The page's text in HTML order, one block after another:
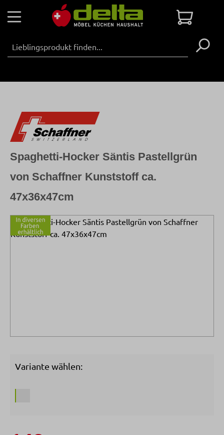
Zum Hauptinhalt springen
Bildergalerie überspringen
Spaghetti-Hocker Säntis Pastellgrün
von Schaffner Kunststoff ca.
47x36x47cm
Variante wählen: